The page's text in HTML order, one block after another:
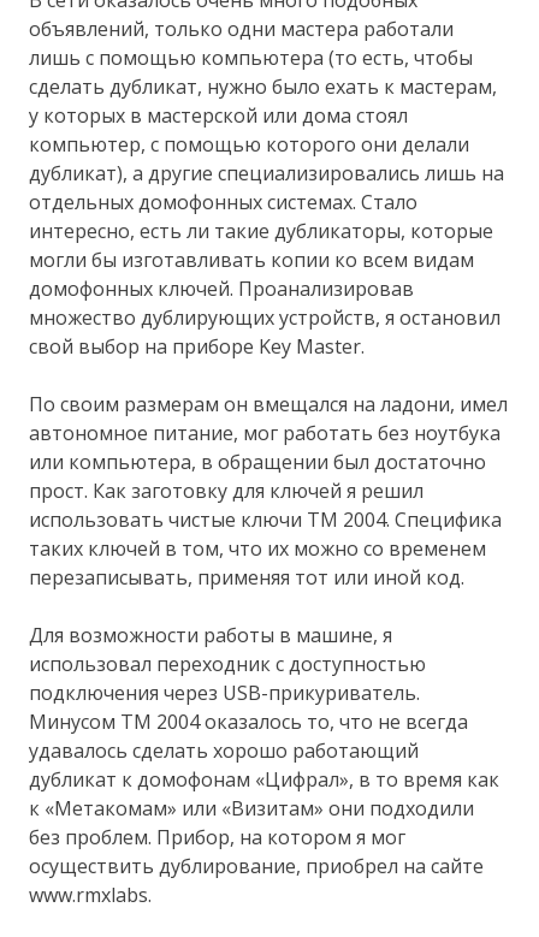
объявлений, только одни мастера работали
лишь с помощью компьютера (то есть, чтобы
сделать дубликат, нужно было ехать к мастерам,
у которых в мастерской или дома стоял
компьютер, с помощью которого они делали
дубликат), а другие специализировались лишь на
отдельных домофонных системах. Стало
интересно, есть ли такие дубликаторы, которые
могли бы изготавливать копии ко всем видам
домофонных ключей. Проанализировав
множество дублирующих устройств, я остановил
свой выбор на приборе Key Master.
По своим размерам он вмещался на ладони, имел
автономное питание, мог работать без ноутбука
или компьютера, в обращении был достаточно
прост. Как заготовку для ключей я решил
использовать чистые ключи ТМ 2004. Специфика
таких ключей в том, что их можно со временем
перезаписывать, применяя тот или иной код.
Для возможности работы в машине, я
использовал переходник с доступностью
подключения через USB-прикуриватель.
Минусом ТМ 2004 оказалось то, что не всегда
удавалось сделать хорошо работающий
дубликат к домофонам «Цифрал», в то время как
к «Метакомам» или «Визитам» они подходили
без проблем. Прибор, на котором я мог
осуществить дублирование, приобрел на сайте
www.rmxlabs.